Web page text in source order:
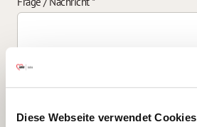
Diese Webseite verwendet Cookies